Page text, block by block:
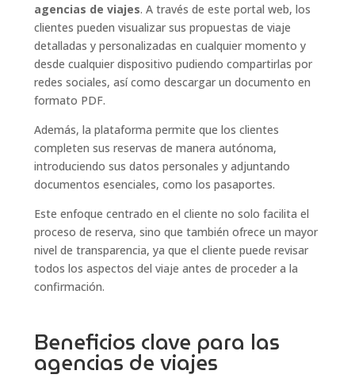
agencias de viajes. A través de este portal web, los
clientes pueden visualizar sus propuestas de viaje
detalladas y personalizadas en cualquier momento y
desde cualquier dispositivo pudiendo compartirlas por
redes sociales, así como descargar un documento en
formato PDF.
Además, la plataforma permite que los clientes
completen sus reservas de manera autónoma,
introduciendo sus datos personales y adjuntando
documentos esenciales, como los pasaportes.
Este enfoque centrado en el cliente no solo facilita el
proceso de reserva, sino que también ofrece un mayor
nivel de transparencia, ya que el cliente puede revisar
todos los aspectos del viaje antes de proceder a la
confirmación.
Beneficios clave para las
agencias de viajes